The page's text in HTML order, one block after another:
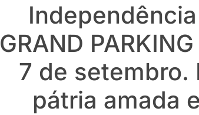
GRAND
7 de setembro.
pátria amada